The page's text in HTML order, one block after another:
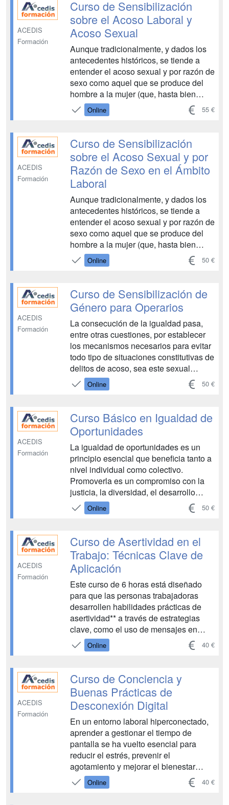
ACEDIS
Formación
Curso de Sensibilización
sobre el Acoso Laboral y
Acoso Sexual
Aunque tradicionalmente, y dados los
antecedentes históricos, se tiende a
entender el acoso sexual y por razón de
sexo como aquel que se produce del
hombre a la mujer (que, hasta bien
entrado el siglo XX, continuaba
mayoritariamente alejada de la esfera
tanto hombres como mujeres pueden
ser víctimas y perp...
Online 55 €
ACEDIS
Formación
Curso de Sensibilización
sobre el Acoso Sexual y por
Razón de Sexo en el Ámbito
Laboral
Aunque tradicionalmente, y dados los
antecedentes históricos, se tiende a
entender el acoso sexual y por razón de
sexo como aquel que se produce del
hombre a la mujer (que, hasta bien
entrado el siglo XX, continuaba
mayoritariamente alejada de la esfera
tanto hombres como mujeres pueden
ser víctima...
Online 50 €
ACEDIS
Formación
Curso de Sensibilización de
Género para Operarios
La consecución de la igualdad pasa,
entre otras cuestiones, por establecer
los mecanismos necesarios para evitar
todo tipo de situaciones constitutivas de
delitos de acoso, sea este sexual
(comportamiento verbal o físico, de
naturaleza sexual que tenga el
atentar contra la dignidad de una
person...
Online 50 €
ACEDIS
Formación
Curso Básico en Igualdad de
Oportunidades
La igualdad de oportunidades es un
principio esencial que beneficia tanto a
nivel individual como colectivo.
Promoverla es un compromiso con la
justicia, la diversidad, el desarrollo
económico, la innovación, la reducción
de desigualdades y la paz. Es un pilar
sociedad más inclusiva, equitativa y p...
Online 50 €
ACEDIS
Formación
Curso de Asertividad en el
Trabajo: Técnicas Clave de
Aplicación
Este curso de 6 horas está diseñado
para que las personas trabajadoras
desarrollen habilidades prácticas de
asertividad** a través de estrategias
clave, como el uso de mensajes en
primera persona, la gestión del
lenguaje corporal y el aprendizaje de
situaciones difíciles. Además, se
abordarán los obstáculos q...
Online 40 €
ACEDIS
Formación
Curso de Conciencia y
Buenas Prácticas de
Desconexión Digital
En un entorno laboral hiperconectado,
aprender a gestionar el tiempo de
pantalla se ha vuelto esencial para
reducir el estrés, prevenir el
agotamiento y mejorar el bienestar
general. Este curso proporciona
herramientas y estrategias prácticas
Online 40 €